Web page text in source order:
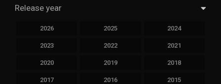
Release year
2026 2025 2024
2023 2022 2021
2020 2019 2018
2017 2016 2015